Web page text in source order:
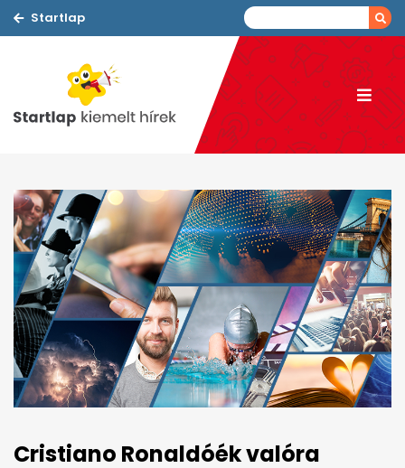
Startlap
Cristiano Ronaldóék valóra